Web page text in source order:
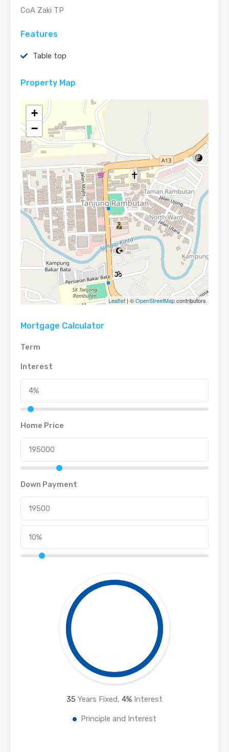
CoA Zaki TP
Features
Table top
Property Map
+
−
Leaflet| ©OpenStreetMapcontributors
Mortgage Calculator
Term
Interest
Home Price
Down Payment
35 Years Fixed, 4% Interest
Principle and Interest